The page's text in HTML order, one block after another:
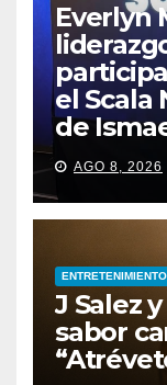
Everlyn
el Scala
de
AGO 8, 2026
ENTRETENIMIENTO
J Salez
sabor